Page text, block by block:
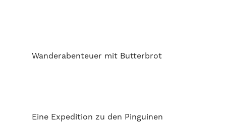
Wanderabenteuer mit Butterbrot
Eine Expedition zu den Pinguinen